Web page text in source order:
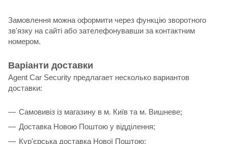
Замовлення можна оформити через функцію зворотного
зв'язку на сайті або зателефонувавши за контактним
номером.
Варіанти доставки
Agent Car Security предлагает несколько вариантов
доставки:
Самовивіз із магазину в м. Київ та м. Вишневе;
Доставка Новою Поштою у відділення;
Кур'єрська доставка Нової Поштою;